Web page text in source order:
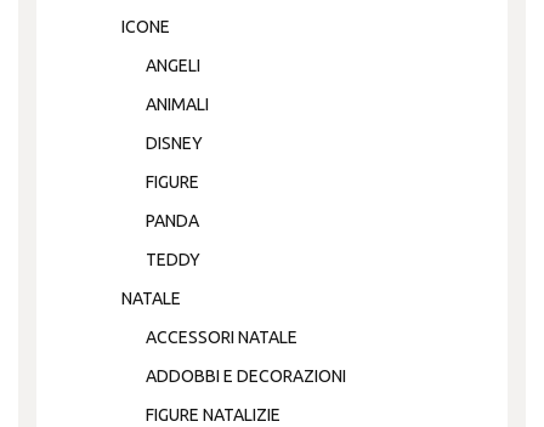
ICONE
ANGELI
ANIMALI
DISNEY
FIGURE
PANDA
TEDDY
NATALE
ACCESSORI NATALE
ADDOBBI E DECORAZIONI
FIGURE NATALIZIE